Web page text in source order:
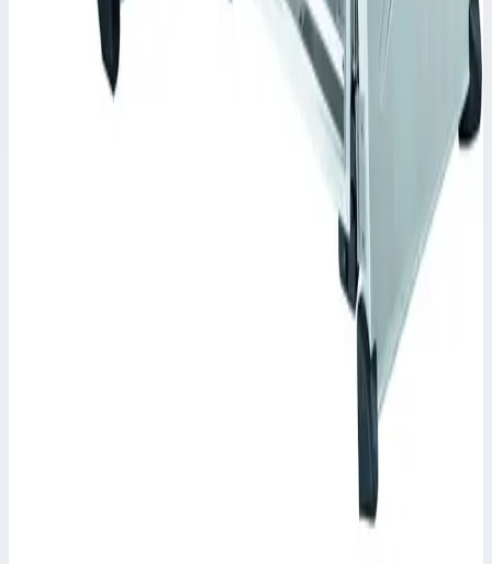
Корпус Mitraset Racklite 19" Zarges 5 HE/U
598х591х360,5 мм 45905
Корпус Mitraset Racklite 19" - 45905 Переносные корпусы для
Корпус Mitraset Racklite 19" Zarges 4 HE/U
Корпус Mitraset Racklite 19" - 45904 Переносные корпусы для